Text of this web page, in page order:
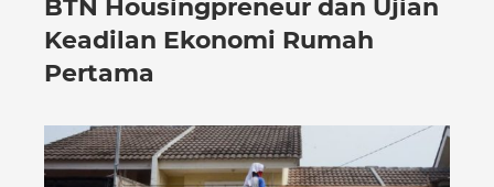
BTN Housingpreneur dan Ujian
Keadilan Ekonomi Rumah
Pertama